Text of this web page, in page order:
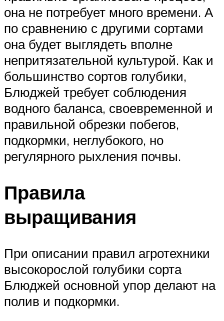
она не потребует много времени. А
по сравнению с другими сортами
она будет выглядеть вполне
непритязательной культурой. Как и
большинство сортов голубики,
Блюджей требует соблюдения
водного баланса, своевременной и
правильной обрезки побегов,
подкормки, неглубокого, но
регулярного рыхления почвы.
Правила
выращивания
При описании правил агротехники
высокорослой голубики сорта
Блюджей основной упор делают на
полив и подкормки.